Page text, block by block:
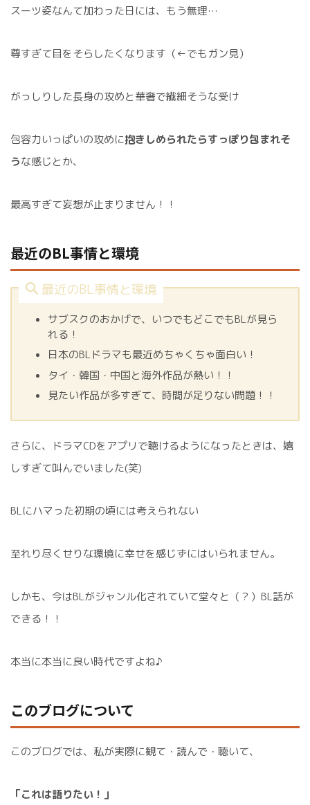
スーツ姿なんて加わった日には、もう無理…
尊すぎて目をそらしたくなります（←でもガン見）
がっしりした長身の攻めと華奢で繊細そうな受け
包容力いっぱいの攻めに抱きしめられたらすっぽり包まれそ
うな感じとか、
最高すぎて妄想が止まりません！！
最近のBL事情と環境
最近のBL事情と環境
サブスクのおかげで、いつでもどこでもBLが見ら
れる！
日本のBLドラマも最近めちゃくちゃ面白い！
タイ・韓国・中国と海外作品が熱い！！
見たい作品が多すぎて、時間が足りない問題！！
さらに、ドラマCDをアプリで聴けるようになったときは、嬉
しすぎて叫んでいました(笑)
BLにハマった初期の頃には考えられない
至れり尽くせりな環境に幸せを感じずにはいられません。
しかも、今はBLがジャンル化されていて堂々と（？）BL話が
できる！！
本当に本当に良い時代ですよね♪
このブログについて
このブログでは、私が実際に観て・読んで・聴いて、
「これは語りたい！」